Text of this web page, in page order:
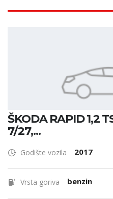
ŠKODA RAPID 1,2
7/27,...
Godište vozila 2017
Vrsta goriva benzin